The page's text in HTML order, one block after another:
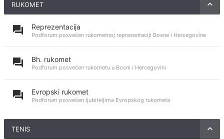
RUKOMET
Reprezentacija
Podforum posvećen rukometnoj reprezentaciji Bosne i Hercegovine
Bh. rukomet
Podforum posvećen rukometu u Bosni i Hercegovini
Evropski rukomet
Podforum posvećen ljubiteljima Evropskog rukometa
TENIS